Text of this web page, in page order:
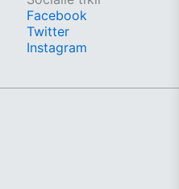
Facebook
Twitter
Instagram